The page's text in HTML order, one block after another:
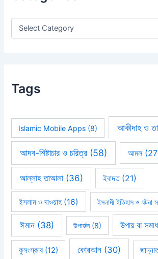
r
Tags
Islamic Mobile Apps (8) আকীদাহ ও
আদব-শিষ্টাচার ও চরিত্র(58) আমল
আল্লাহ তাআলা(36) ইবাদত(21)
ইসলাম ও দাওয়াহ (16) ইসলামী ইতিহাস ও ঘটনা
ঈমান(38) উপার্জন(8) উপায় বা
কুসংস্কার(12) কোরআন (30)